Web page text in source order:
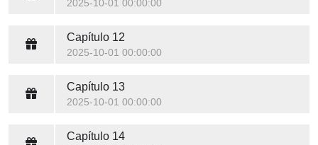
2025-10-01 00:00:00
Capítulo 12
2025-10-01 00:00:00
Capítulo 13
2025-10-01 00:00:00
Capítulo 14